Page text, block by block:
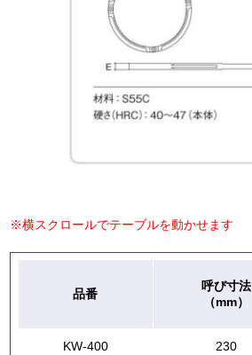
※横スクロールでテーブルを動かせます
品番
呼び寸法
（mm）
KW-400 230